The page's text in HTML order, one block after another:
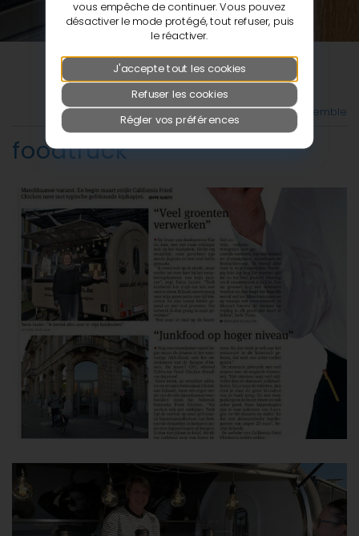
Retour à la vue d'ensemble
foodtruck
vous empêche de continuer. Vous pouvez
désactiver le mode protégé, tout refuser, puis
le réactiver.
J'accepte tout les cookies
Refuser les cookies
Régler vos préférences